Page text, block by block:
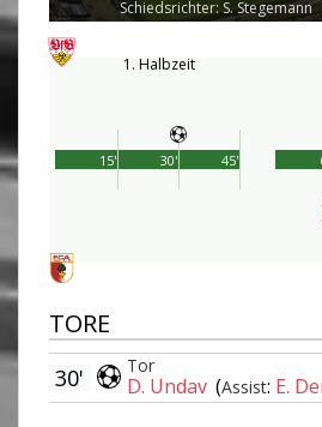
Schiedsrichter: S. Stegemann
1. Halbzeit
45'
15' 30'
TORE
Tor
D. Undav (Assist: E.
30'